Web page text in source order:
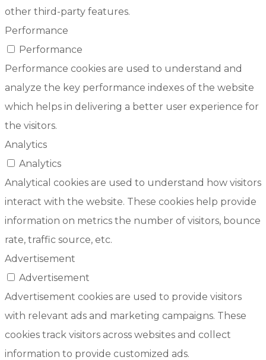
other third-party features.
Performance
Performance
Performance cookies are used to understand and
analyze the key performance indexes of the website
which helps in delivering a better user experience for
the visitors.
Analytics
Analytics
Analytical cookies are used to understand how visitors
interact with the website. These cookies help provide
information on metrics the number of visitors, bounce
rate, traffic source, etc.
Advertisement
Advertisement
Advertisement cookies are used to provide visitors
with relevant ads and marketing campaigns. These
cookies track visitors across websites and collect
information to provide customized ads.